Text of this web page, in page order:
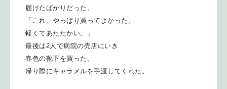
届けたばかりだった。
「これ、やっぱり買ってよかった。
軽くてあたたかい。」
最後は2人で病院の売店にいき
春色の靴下を買った。
帰り際にキャラメルを手渡してくれた。